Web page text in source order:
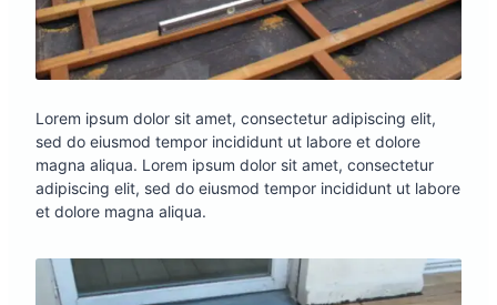
Lorem ipsum dolor sit amet, consectetur adipiscing elit,
sed do eiusmod tempor incididunt ut labore et dolore
magna aliqua. Lorem ipsum dolor sit amet, consectetur
adipiscing elit, sed do eiusmod tempor incididunt ut labore
et dolore magna aliqua.